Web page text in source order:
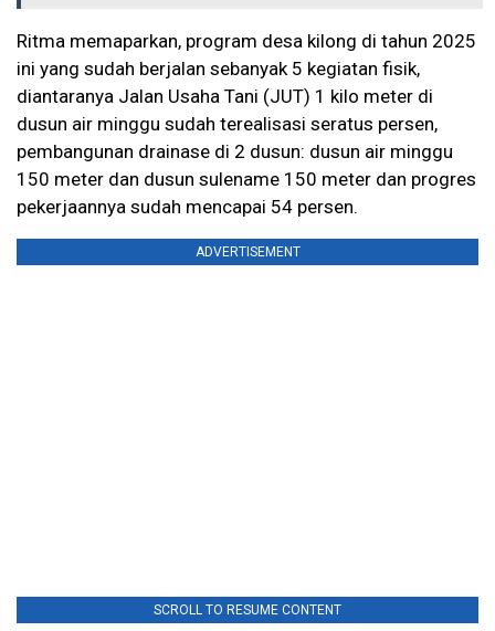
Ritma memaparkan, program desa kilong di tahun 2025
ini yang sudah berjalan sebanyak 5 kegiatan fisik,
diantaranya Jalan Usaha Tani (JUT) 1 kilo meter di
dusun air minggu sudah terealisasi seratus persen,
pembangunan drainase di 2 dusun: dusun air minggu
150 meter dan dusun sulename 150 meter dan progres
pekerjaannya sudah mencapai 54 persen.
ADVERTISEMENT
SCROLL TO RESUME CONTENT